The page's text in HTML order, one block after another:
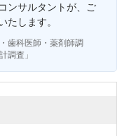
ンサルタントが、ご
たします。
歯科医師・薬剤師調
調査」